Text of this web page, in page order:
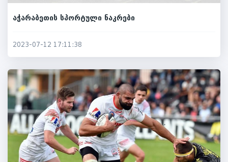
აჭარაბეთის სპორტული ნაკრები
2023-07-12 17:11:38